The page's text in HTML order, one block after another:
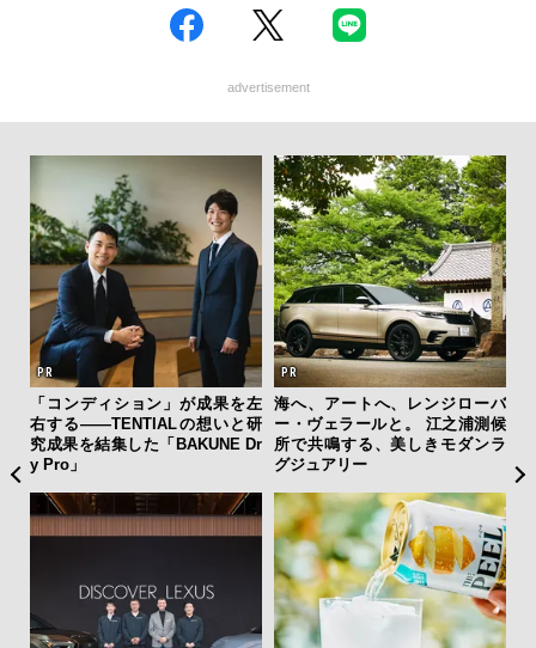
advertisement
「コンディション」が成果を左
右する——TENTIALの想いと研
究成果を結集した「BAKUNE Dr
y Pro」
海へ、アートへ、レンジローバ
ー・ヴェラールと。 江之浦測候
所で共鳴する、美しきモダンラ
グジュアリー